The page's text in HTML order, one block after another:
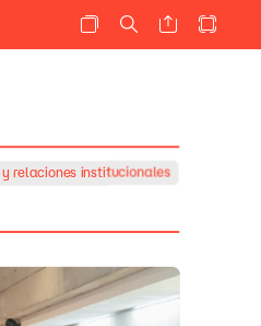
y relaciones institucionales